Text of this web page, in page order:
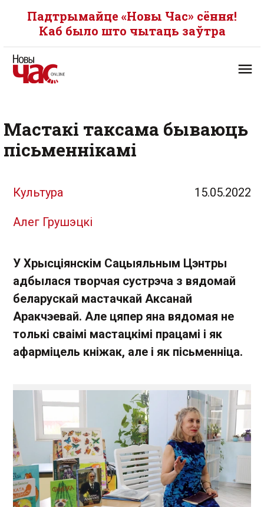
Падтрымайце «Новы Час» сёння!
Каб было што чытаць заўтра
Мастакі таксама бываюць
пісьменнікамі
Культура 15.05.2022
Алег Грушэцкі
У Хрысціянскім Сацыяльным Цэнтры
адбылася творчая сустрэча з вядомай
беларускай мастачкай Аксанай
Аракчэевай. Але цяпер яна вядомая не
толькі сваімі мастацкімі працамі і як
афарміцель кніжак, але і як пісьменніца.